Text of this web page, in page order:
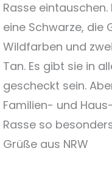
Rasse
eine Schwarze, die
Wildfarben und
Tan. Es gibt sie in
gescheckt sein.
Familien- und
Rasse so
Grüße aus NRW